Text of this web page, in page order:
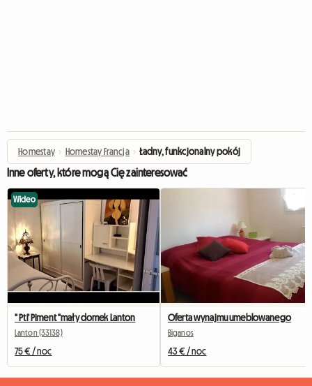
Homestay › Homestay Francja › Ładny, funkcjonalny pokój
Inne oferty, które mogą Cię zainteresować
Wideo
" Pti' Piment "mały domek Lanton
Lanton (33138)
75 € / noc
Oferta wynajmu umeblowanego
Biganos
43 € / noc